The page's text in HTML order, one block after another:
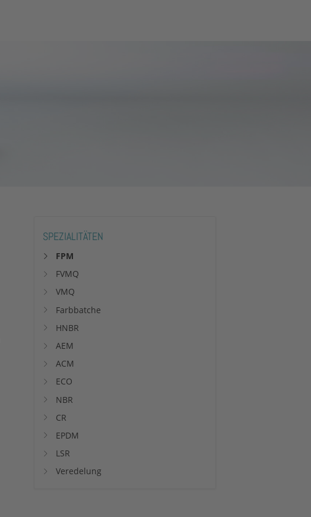
SPEZIALITÄTEN
FPM
FVMQ
VMQ
Farbbatche
HNBR
AEM
ACM
ECO
NBR
CR
EPDM
LSR
Veredelung